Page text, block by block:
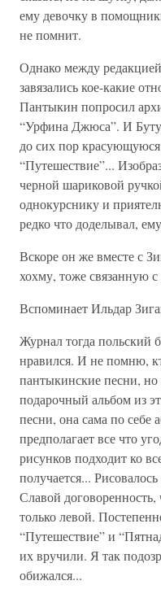
ему девочку в
не помнит.
Однако между
завязались кое-какие
Пантыкин попросил
“Урфина Джюса”. И
до сих пор
“Путешествие”...
черной шариковой
однокурснику и
редко что доделывал,
Вскоре он же вместе с
хохму, тоже связанную
Вспоминает Ильдар
Журнал тогда
нравился. И не помню,
пантыкинские песни, но
подарочный альбом из
песни, она сама по себе
предполагает все что
рисунков подходит ко
получается...
Славой
только левой.
“Путешествие” и
их вручили. Я так
обижался...